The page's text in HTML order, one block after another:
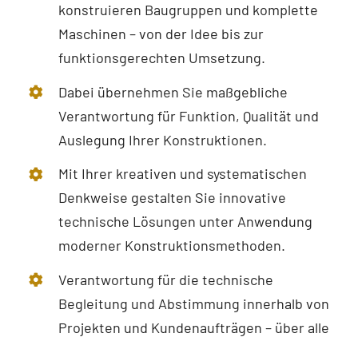
konstruieren Baugruppen und komplette
Maschinen – von der Idee bis zur
funktionsgerechten Umsetzung.
Dabei übernehmen Sie maßgebliche
Verantwortung für Funktion, Qualität und
Auslegung Ihrer Konstruktionen.
Mit Ihrer kreativen und systematischen
Denkweise gestalten Sie innovative
technische Lösungen unter Anwendung
moderner Konstruktionsmethoden.
Verantwortung für die technische
Begleitung und Abstimmung innerhalb von
Projekten und Kundenaufträgen – über alle